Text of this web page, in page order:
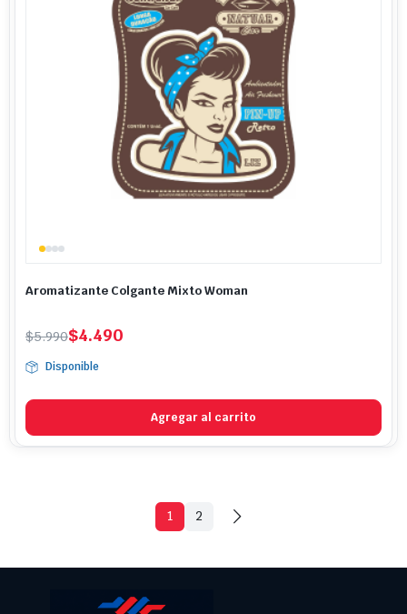
Aromatizante Colgante Mixto Woman
$5.990
El
original
$5.990.
$4.490
El
actual
$4.490.
Disponible
Agregar al carrito
1 2